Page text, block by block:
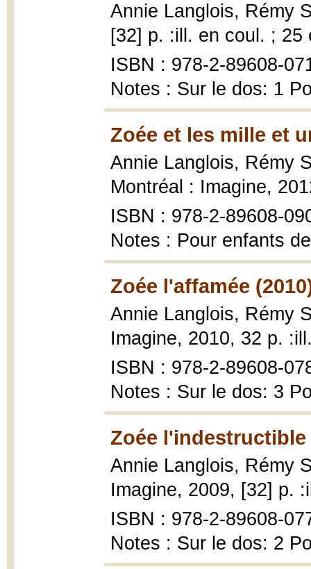
Annie Langlois, Rémy
[32] p. :ill. en coul. ; 25
ISBN : 978-2-89608-
Notes : Sur le dos: 1
Zoée et les mille et
Annie Langlois, Rémy
Montréal : Imagine,
ISBN : 978-2-89608-
Notes : Pour enfants
Zoée l'affamée
Annie Langlois, Rémy
Imagine, 2010, 32 p.
ISBN : 978-2-89608-
Notes : Sur le dos: 3
Zoée l'indestructible
Annie Langlois, Rémy
Imagine, 2009, [32] p.
ISBN : 978-2-89608-
Notes : Sur le dos: 2